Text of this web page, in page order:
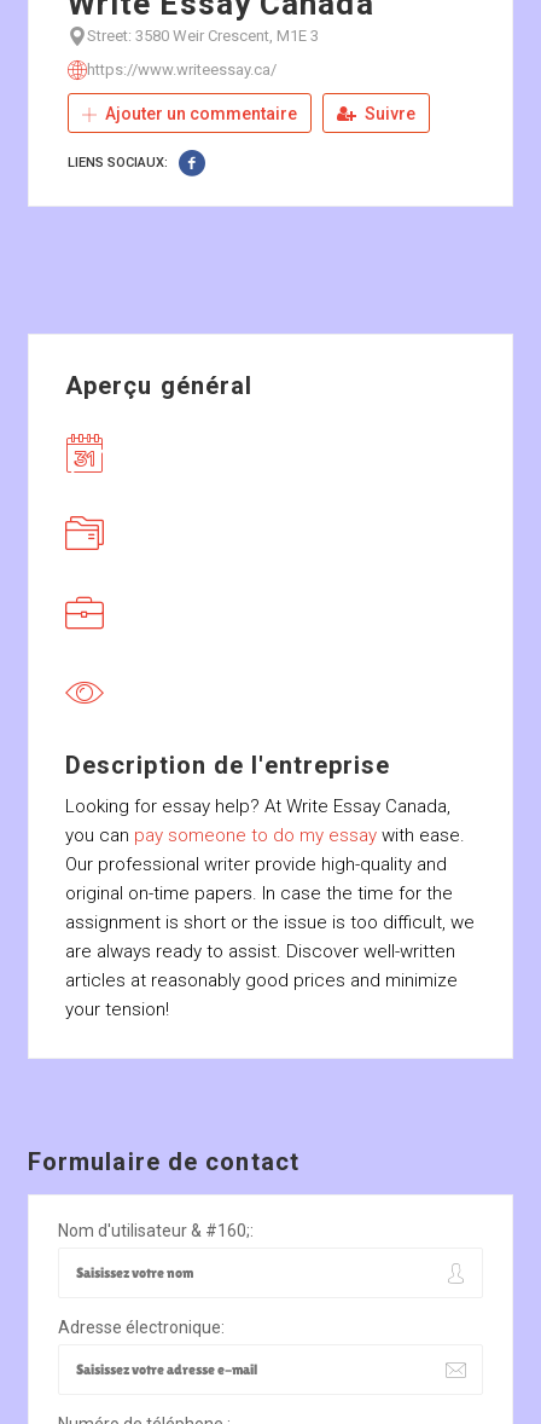
Street: 3580 Weir Crescent, M1E 3
https://www.writeessay.ca/
Ajouter un commentaire Suivre
LIENS SOCIAUX:
Aperçu général
Description de l'entreprise
Looking for essay help? At Write Essay Canada,
you can pay someone to do my essaywith ease.
Our professional writer provide high-quality and
original on-time papers. In case the time for the
assignment is short or the issue is too difficult, we
are always ready to assist. Discover well-written
articles at reasonably good prices and minimize
your tension!
Formulaire de contact
Nom d'utilisateur & #160;:
Adresse électronique: